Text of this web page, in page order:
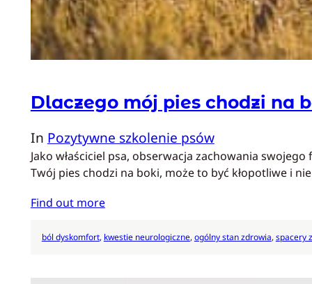
Dlaczego mój pies chodzi na
In Pozytywne szkolenie psów
Jako właściciel psa, obserwacja zachowania
Twój pies chodzi na boki, może to być kłopotliwe i
Find out more
ból dyskomfort, kwestie neurologiczne, ogólny stan zdrowia, spacery